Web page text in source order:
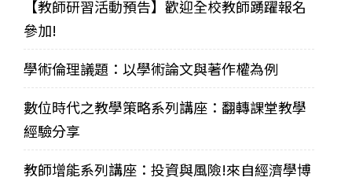
【教師研習活動預告】歡迎全校教師踴躍報名
參加!
學術倫理議題：以學術論文與著作權為例
數位時代之教學策略系列講座：翻轉課堂教學
經驗分享
教師增能系列講座：投資與風險!來自經濟學博